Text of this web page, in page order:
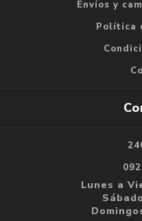
Envíos y
Política
Lunes a